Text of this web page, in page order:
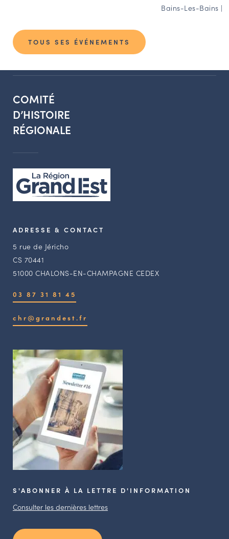
Bains-Les-Bains |
TOUS SES ÉVÉNEMENTS
COMITÉ
D’HISTOIRE
RÉGIONALE
ADRESSE & CONTACT
5 rue de Jéricho
CS 70441
51000 CHALONS-EN-CHAMPAGNE CEDEX
03 87 31 81 45
chr@grandest.fr
S'ABONNER À LA LETTRE D'INFORMATION
Consulter les dernières lettres